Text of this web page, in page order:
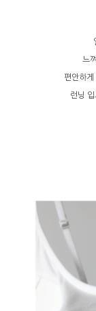
느
편안하
런닝